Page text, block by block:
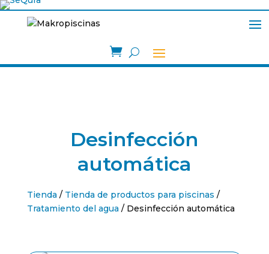

Desinfección
automática
Tienda / Tienda de productos para piscinas /
Tratamiento del agua / Desinfección automática